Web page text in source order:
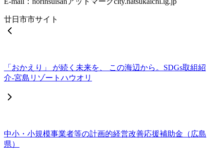
廿日市市サイト
「おかえり」 が続く未来を、 この海辺から。SDGs取組紹
介-宮島リゾートハウオリ
中小・小規模事業者等の計画的経営改善応援補助金（広島
県）